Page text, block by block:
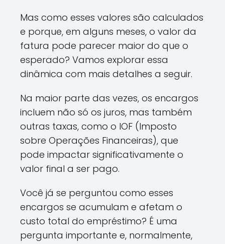
Mas como esses valores são calculados
e porque, em alguns meses, o valor da
fatura pode parecer maior do que o
esperado? Vamos explorar essa
dinâmica com mais detalhes a seguir.
Na maior parte das vezes, os encargos
incluem não só os juros, mas também
outras taxas, como o IOF (Imposto
sobre Operações Financeiras), que
pode impactar significativamente o
valor final a ser pago.
Você já se perguntou como esses
encargos se acumulam e afetam o
custo total do empréstimo? É uma
pergunta importante e, normalmente,